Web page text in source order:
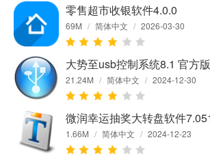
零售超市收银软件4.0.0
69M / 简体中文 / 2026-03-30
大势至usb控制系统8.1 官方版
21.24M / 简体中文 / 2024-12-30
1.66M / 简体中文 / 2024-12-23